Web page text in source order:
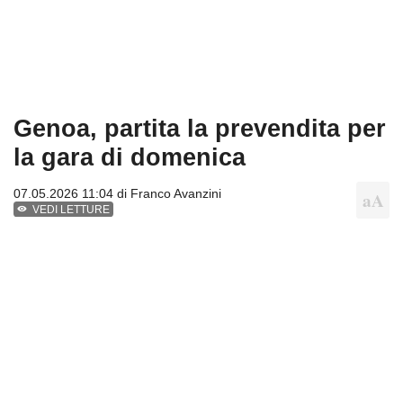
Genoa, partita la prevendita per
la gara di domenica
07.05.2026 11:04 di Franco Avanzini
VEDI LETTURE